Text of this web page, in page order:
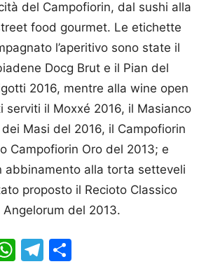
del Campofiorin, dal sushi alla
food gourmet. Le etichette
l’aperitivo sono state il
Docg Brut e il Pian del
2016, mentre alla wine open
serviti il Moxxé 2016, il Masianco
Masi del 2016, il Campofiorin
Campofiorin Oro del 2013; e
abbinamento alla torta setteveli
proposto il Recioto Classico
del 2013.
WhatsApp
Telegram